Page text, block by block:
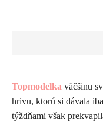
Topmodelka väčšinu
hrivu, ktorú si dávala
týždňami však